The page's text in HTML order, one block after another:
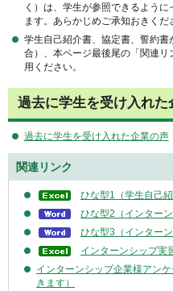
く）は、学生が参照できるよう
ます。あらかじめご承知おきくだ
学生自己紹介書、協定書、誓約
合）、本ページ最後尾の「関連
用ください。
過去に学生を受け入れた
過去に学生を受け入れた企業の声
関連リンク
ひな型1（学生自己
ひな型2（インター
ひな型3（インター
インターンシップ実
インターンシップ企業様アン
きます）